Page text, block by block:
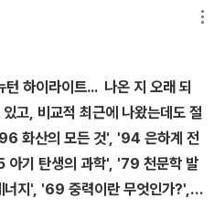
분야 교수, 의학 박사 요쓰모토
여자대학 기간연구원 자원과학계
/ 일본 도야마(富山) 대학 대학
학 박사 이마이즈미 가즈히코 今
학제1부 생물제2연구실 실장,
一 / 일본 도시샤(同志社) 대학
박사 이시이 슌스케 石井俊輔 /
분자유전학연구실 상석 연구원,
고 판명할 수 있다고 해요아이들은
DNA로 범인을 잡는데 큰 일조를
80%의 확률로 게놈의 소유주의
능해진다고 해요 ​​ 성격과 지능도
거하면 호기심이나 탐구심이 강한
요정신적인 개성까지도 게놈을 분
하니 정말 게놈 분석 분야는 알면
로운 것을 좋아하는 성격, 공격성,
게 들어가 있구요..뉴클레오솜이
'이라고 하고,세포분열을 할 때
되어 '30nm 크로마틴 섬유'라는
어 최종적으로 염색체의 구조가
는 명성 답게천연색의 칼라 사진
다.​유전자, DNA, 게놈이란 무엇
력과 유전자체질/성격과 유전
하이라이트... 나온 지 오래 되
고, 비교적 최근에 나왔는데도 절
화산의 모든 것', '94 은하계 전
기 탄생의 과학', '79 천문학 발
지', '69 중력이란 무엇인가?',